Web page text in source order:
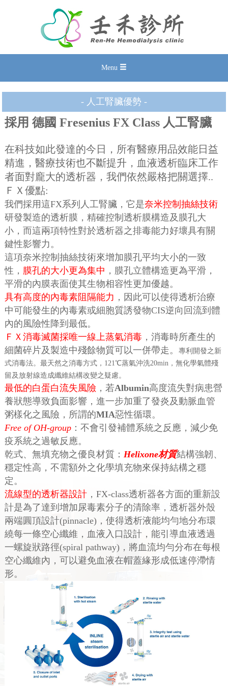
Menu
- 人工腎臟優勢 -
採用 德國 Fresenius FX Class 人工腎臟
在科技如此發達的今日，所有醫療用品效能日益
精進，醫療技術也不斷提升，血液透析臨床工作
者面對龐大的透析器，我們依然嚴格把關選擇..
ＦＸ優點:
我們採用這FX系列人工腎臟，它是奈米控制抽絲技術
研發製造的透析膜，精確控制透析膜構造及膜孔大
小，而這兩項特性對於透析器之排毒能力好壞具有關
鍵性影響力。
這項奈米控制抽絲技術來增加膜孔平均大小的一致
性， 膜孔的大小更為集中 ，膜孔立體構造更為平滑，
平滑的內膜表面使其生物相容性更加優越。
具有高度的內毒素阻隔能力 ，因此可以使得透析治療
中可能發生的內毒素或細胞質誘發物CIS逆向回流到體
內的風險性降到最低。
ＦＸ消毒滅菌採唯一線上蒸氣消毒，消毒時所產生的
細菌碎片及製造中殘餘物質可以一併帶走。
專利開發之新
式消毒法。最天然之消毒方式，121℃蒸氣沖洗20min，無化學氣體殘
留及放射線造成纖維結構改變之疑慮。
最低的白蛋白流失風險 ，若Albumin高度流失對病患營
養狀態導致負面影響，進一步加重了發炎及動脈血管
粥樣化之風險，所謂的MIA惡性循環。
Free of OH-group：不會引發補體系統之反應，減少免
疫系統之過敏反應。
乾式、無填充物之優良材質： Helixone材質結構強韌、
穩定性高，不需額外之化學填充物來保持結構之穩
定。
流線型的透析器設計，FX-class透析器各方面的重新設
計是為了達到增加尿毒素分子的清除率，透析器外殼
兩端圓頂設計(pinnacle)，使得透析液能均勻地分布環
繞每一條空心纖維，血液入口設計，能引導血液透過
一螺旋狀路徑(spiral pathway)，將血流均勻分布在每根
空心纖維內，可以避免血液在帽蓋緣形成低速停滯情
形。